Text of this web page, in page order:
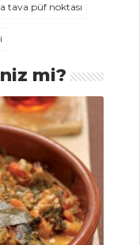
tava püf noktası
mi?